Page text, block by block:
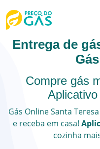
Entrega de
Compre gás
Gás Online Santa Teresa
e receba em casa!
cozinha